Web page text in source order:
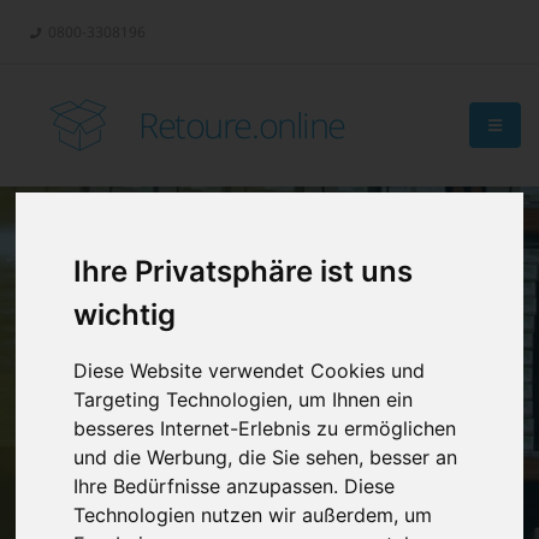
Ihre Privatsphäre ist uns
wichtig
Diese Website verwendet Cookies und
Targeting Technologien, um Ihnen ein
besseres Internet-Erlebnis zu ermöglichen
und die Werbung, die Sie sehen, besser an
Ihre Bedürfnisse anzupassen. Diese
Technologien nutzen wir außerdem, um
Retoure.online
Retouren-
Management?